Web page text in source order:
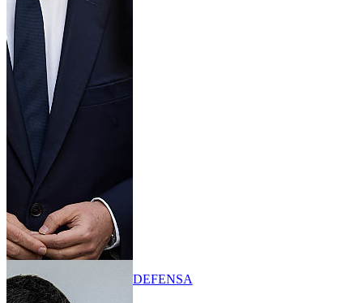
DEFENSA